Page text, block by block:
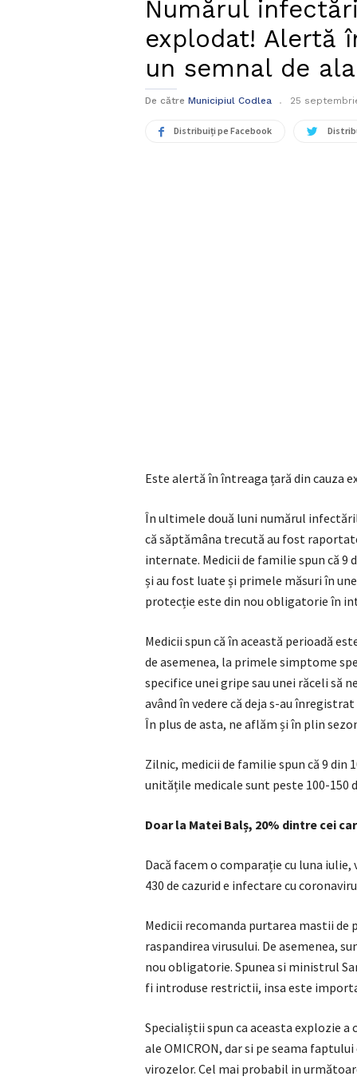
Numărul
explodat! Alertă
un semnal de
De către Municipiul Codlea 25
Distribuiți pe Facebook
Este alertă în întreaga țară din cauza
În ultimele două luni numărul
că săptămâna trecută au fost
internate. Medicii de familie spun că
și au fost luate și primele măsuri în
protecție este din nou obligatorie în
Medicii spun că în această perioadă
de asemenea, la primele simptome
specifice unei gripe sau unei răceli să
având în vedere că deja s-au
În plus de asta, ne aflăm și în plin
Zilnic, medicii de familie spun că 9 din
unitățile medicale sunt peste 100-150
Doar la Matei Balș, 20% dintre cei
Dacă facem o comparație cu luna
430 de cazurid e infectare cu
Medicii recomanda purtarea mastii
raspandirea virusului. De asemenea,
nou obligatorie. Spunea si ministrul
fi introduse restrictii, insa este
Specialiștii spun ca aceasta explozie a
ale OMICRON, dar si pe seama
virozelor. Cel mai probabil in